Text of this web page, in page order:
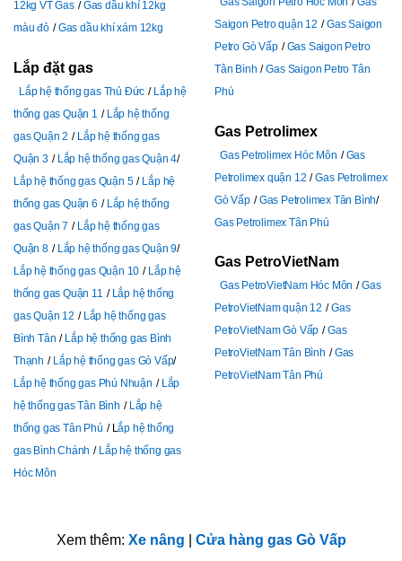
12kg VT Gas
Gas dầu khí 12kg
màu đỏ
Gas dầu khí xám 12kg
Lắp đặt gas
Lắp hệ thống gas Thủ Đức
Lắp hệ
thống gas Quận 1
Lắp hệ thống
gas Quận 2
Lắp hệ thống gas
Quận 3
Lắp hệ thống gas Quận 4
Lắp hệ thống gas Quận 5
Lắp hệ
thống gas Quận 6
Lắp hệ thống
gas Quận 7
Lắp hệ thống gas
Quận 8
Lắp hệ thống gas Quận 9
Lắp hệ thống gas Quận 10
Lắp hệ
thống gas Quận 11
Lắp hệ thống
gas Quận 12
Lắp hệ thống gas
Bình Tân
Lắp hệ thống gas Bình
Thạnh
Lắp hệ thống gas Gò Vấp
Lắp hệ thống gas Phú Nhuận
Lắp
hệ thống gas Tân Bình
Lắp hệ
thống gas Tân Phú
Lắp hệ thống
gas Bình Chánh
Lắp hệ thống gas
Hóc Môn
Saigon Petro quận 12
Gas Saigon
Petro Gò Vấp
Gas Saigon Petro
Tân Bình
Gas Saigon Petro Tân
Phú
Gas Petrolimex
Gas Petrolimex Hóc Môn
Gas
Petrolimex quận 12
Gas Petrolimex
Gò Vấp
Gas Petrolimex Tân Bình
Gas Petrolimex Tân Phú
Gas PetroVietNam
Gas PetroVietNam Hóc Môn
Gas
PetroVietNam quận 12
Gas
PetroVietNam Gò Vấp
Gas
PetroVietNam Tân Bình
Gas
PetroVietNam Tân Phú
Xem thêm: Xe nâng Cửa hàng gas Gò Vấp